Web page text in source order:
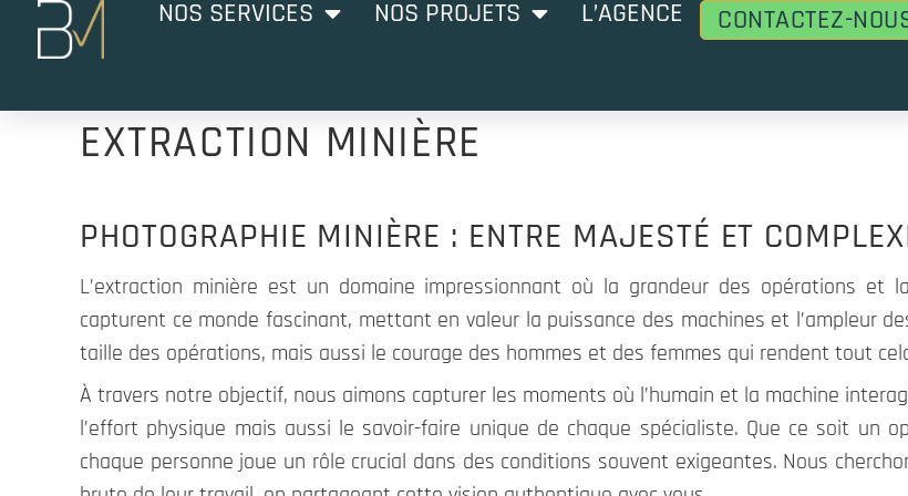
NOS SERVICES NOS PROJETS L’AGENCE CONTACTEZ-
EXTRACTION MINIÈRE
PHOTOGRAPHIE MINIÈRE : ENTRE MAJESTÉ ET
L’extraction minière est un domaine impressionnant où la grandeur des opérations et
capturent ce monde fascinant, mettant en valeur la puissance des machines et l’ampleur
taille des opérations, mais aussi le courage des hommes et des femmes qui rendent tout
À travers notre objectif, nous aimons capturer les moments où l’humain et la machine
l’effort physique mais aussi le savoir-faire unique de chaque spécialiste. Que ce soit un
chaque personne joue un rôle crucial dans des conditions souvent exigeantes. Nous